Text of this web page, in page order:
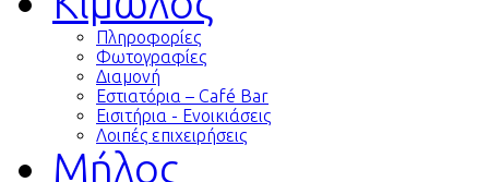
Πληροφορίες
Φωτογραφίες
Διαμονή
Εστιατόρια – Café Bar
Εισιτήρια - Ενοικιάσεις
Λοιπές επιχειρήσεις
Μήλος